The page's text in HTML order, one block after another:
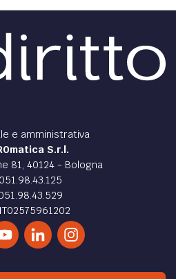
e amministrativa
S.r.l.
81, 40124 - Bologna